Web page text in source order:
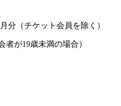
分（チケット会員を除く）
が19歳未満の場合）